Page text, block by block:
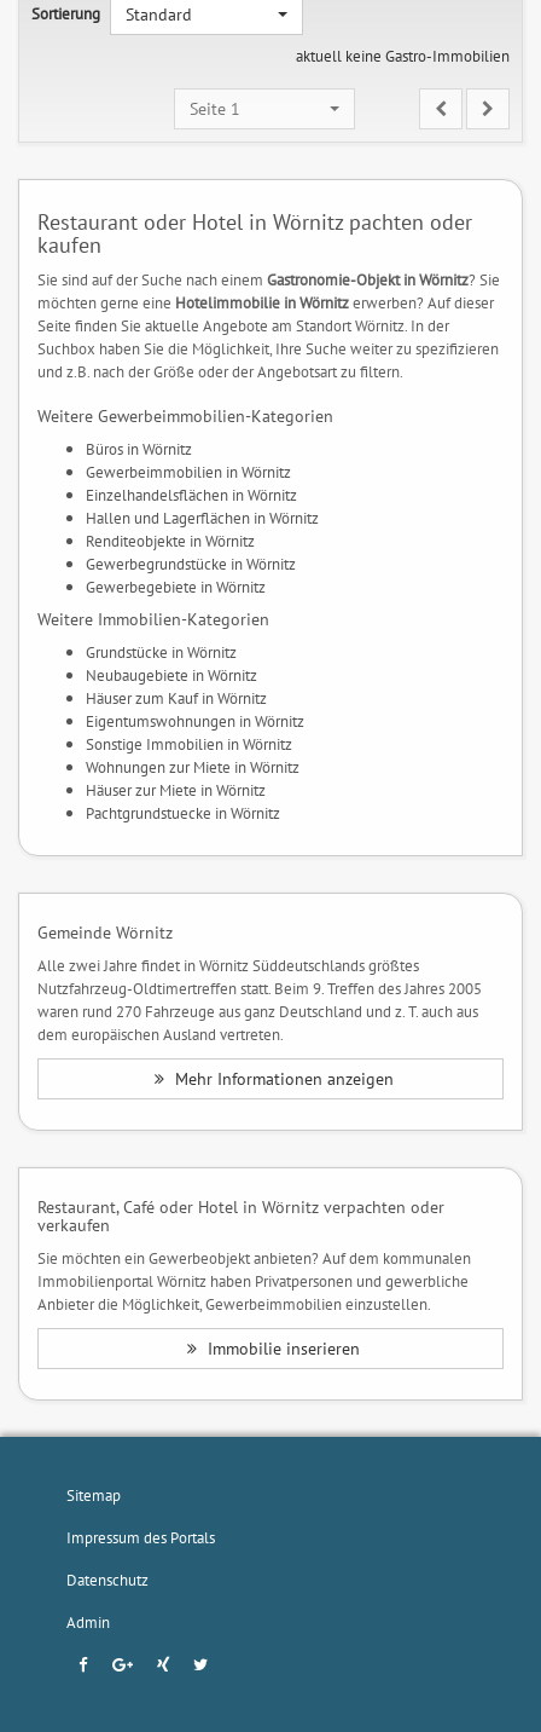
Sortierung
Standard
aktuell keine Gastro-Immobilien
Seite 1
Restaurant oder Hotel in Wörnitz pachten oder
kaufen
Sie sind auf der Suche nach einem Gastronomie-Objekt in Wörnitz? Sie
möchten gerne eine Hotelimmobilie in Wörnitzerwerben? Auf dieser
Seite finden Sie aktuelle Angebote am Standort Wörnitz. In der
Suchbox haben Sie die Möglichkeit, Ihre Suche weiter zu spezifizieren
und z.B. nach der Größe oder der Angebotsart zu filtern.
Weitere Gewerbeimmobilien-Kategorien
Büros in Wörnitz
Gewerbeimmobilien in Wörnitz
Einzelhandelsflächen in Wörnitz
Hallen und Lagerflächen in Wörnitz
Renditeobjekte in Wörnitz
Gewerbegrundstücke in Wörnitz
Gewerbegebiete in Wörnitz
Weitere Immobilien-Kategorien
Grundstücke in Wörnitz
Neubaugebiete in Wörnitz
Häuser zum Kauf in Wörnitz
Eigentumswohnungen in Wörnitz
Sonstige Immobilien in Wörnitz
Wohnungen zur Miete in Wörnitz
Häuser zur Miete in Wörnitz
Pachtgrundstuecke in Wörnitz
Gemeinde Wörnitz
Alle zwei Jahre findet in Wörnitz Süddeutschlands größtes
Nutzfahrzeug-Oldtimertreffen statt. Beim 9. Treffen des Jahres 2005
waren rund 270 Fahrzeuge aus ganz Deutschland und z. T. auch aus
dem europäischen Ausland vertreten.
Mehr Informationen anzeigen
Restaurant, Café oder Hotel in Wörnitz verpachten oder
verkaufen
Sie möchten ein Gewerbeobjekt anbieten? Auf dem kommunalen
Immobilienportal Wörnitz haben Privatpersonen und gewerbliche
Anbieter die Möglichkeit, Gewerbeimmobilien einzustellen.
Immobilie inserieren
Sitemap
Impressum des Portals
Datenschutz
Admin